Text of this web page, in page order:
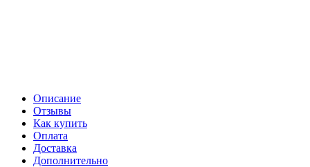
Описание
Отзывы
Как купить
Оплата
Доставка
Дополнительно